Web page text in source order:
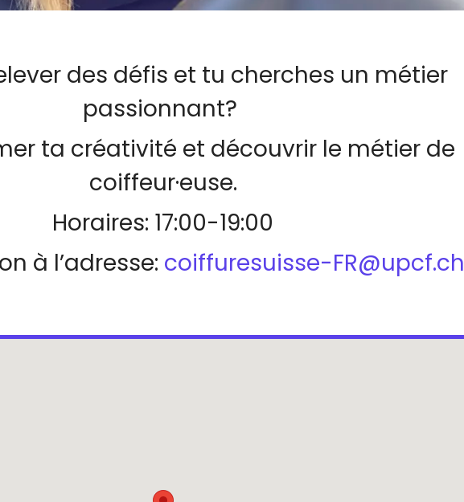
des défis et tu cherches un métier
passionnant?
ta créativité et découvrir le métier de
coiffeur·euse.
Horaires: 17:00-19:00
à l’adresse: coiffuresuisse-FR@upcf.ch